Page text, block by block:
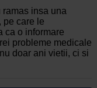
insa una
pe care le
ca o informare
probleme medicale
doar ani vietii, ci si